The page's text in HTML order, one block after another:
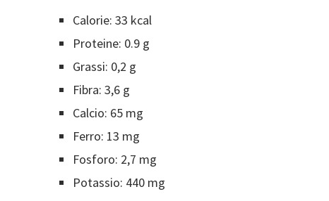
Calorie: 33 kcal
Proteine: 0.9 g
Grassi: 0,2 g
Fibra: 3,6 g
Calcio: 65 mg
Ferro: 13 mg
Fosforo: 2,7 mg
Potassio: 440 mg